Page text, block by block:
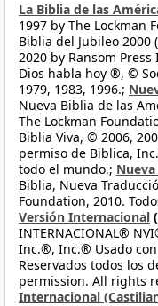
La Biblia de las
1997 by The Lockman
Biblia del Jubileo 2000
2020 by Ransom
Dios habla hoy ®, ©
1979, 1983, 1996.;
Nueva Biblia de las
The Lockman
Biblia Viva, © 2006,
permiso de Biblica,
todo el mundo.;
Biblia, Nueva
Foundation, 2010.
Versión Internacional
INTERNACIONAL®
Inc.®, Inc.® Usado
Reservados todos los
permission. All rights
Internacional